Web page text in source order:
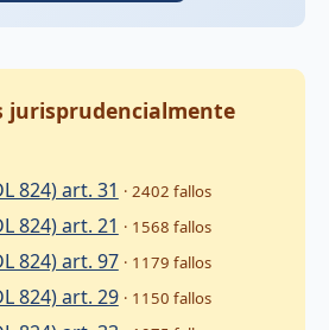
jurisprudencialmente
824) art. 31 · 2402 fallos
824) art. 21 · 1568 fallos
824) art. 97 · 1179 fallos
824) art. 29 · 1150 fallos